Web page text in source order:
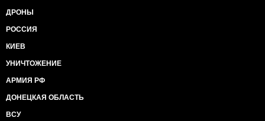
ДРОНЫ
РОССИЯ
КИЕВ
УНИЧТОЖЕНИЕ
АРМИЯ РФ
ДОНЕЦКАЯ ОБЛАСТЬ
ВСУ